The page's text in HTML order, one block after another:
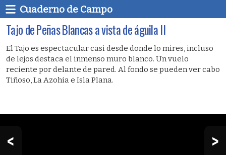
Cuaderno de Campo
Tajo de Peñas Blancas a vista de águila II
El Tajo es espectacular casi desde donde lo mires, incluso
de lejos destaca el inmenso muro blanco. Un vuelo
reciente por delante de pared. Al fondo se pueden ver cabo
Tiñoso, La Azohia e Isla Plana.